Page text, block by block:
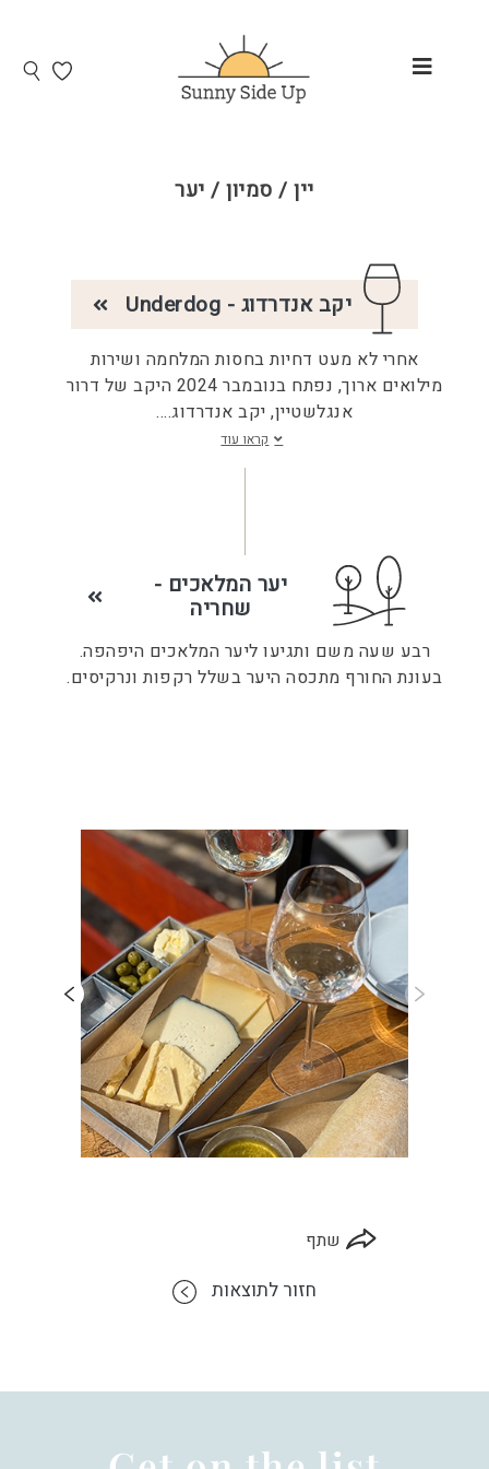
יין / סמיון / יער
יקב אנדרדוג - Underdog
אחרי לא מעט דחיות בחסות המלחמה ושירות
מילואים ארוך, נפתח בנובמבר 2024 היקב של דרור
אנגלשטיין, יקב אנדרדוג....
קראו עוד
יער המלאכים -
שחריה
רבע שעה משם ותגיעו ליער המלאכים היפהפה.
בעונת החורף מתכסה היער בשלל רקפות ונרקיסים.
שתף
חזור לתוצאות